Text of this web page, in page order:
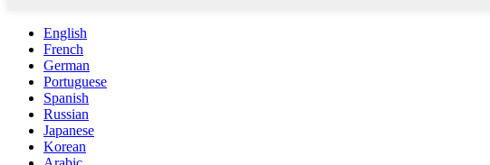
English
French
German
Portuguese
Spanish
Russian
Japanese
Korean